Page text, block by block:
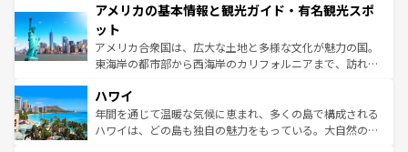
ンツ一覧を参照してほしい。
の建物がそのまま残る町や、スイスならではのユニークな
博物館もあり、アルプス観光だけでなく町歩きも満喫する
ことができる。国民の所得が高いため物価も高いが、旅行
者向けの交通パス提供のサービスもあり、うまく活用すれ
着のスイス情報は
アメリカの基本情報と観光ガイド・有名観光スポ
ット
アメリカ合衆国は、広大な土地と多様な文化が魅力の国。
東海岸の都市部から西海岸のカリフォルニアまで、訪れる
のような巨大都市は、観光、ショッピング、エンターテイ
ンメントが詰まった刺激的なスポットだ。一方、アメリカ
西部には大自然が広がり、グランドキャニオンやイエロー
ハワイ
年間を通じて温暖な気候に恵まれ、多くの島で構成される
ハワイは、どの島も独自の魅力をもっている。大自然の神